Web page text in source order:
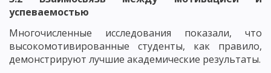
успеваемостью
Многочисленные исследования показали, что
высокомотивированные студенты, как правило,
демонстрируют лучшие академические результаты.